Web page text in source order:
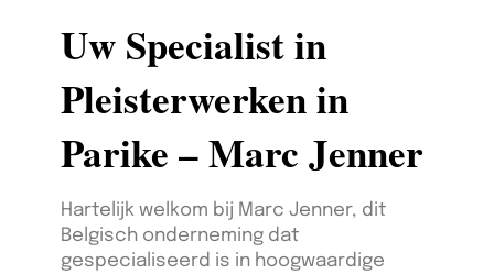
Uw Specialist in
Pleisterwerken in
Parike – Marc Jenner
Hartelijk welkom bij Marc Jenner, dit
Belgisch onderneming dat
gespecialiseerd is in hoogwaardige